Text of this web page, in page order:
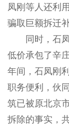
凤刚等人还利
骗取巨额拆迁
同时，石凤
低价承包了辛
年间，石凤刚
职务便利，伙
筑已被原北京
拆除的事实，